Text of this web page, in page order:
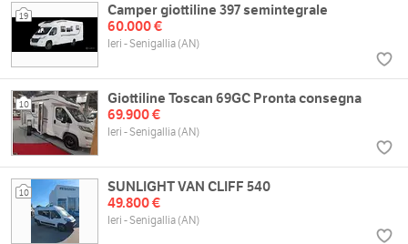
19
Camper giottiline 397 semintegrale
60.000 €
Ieri - Senigallia (AN)
10
Giottiline Toscan 69GC Pronta consegna
69.900 €
Ieri - Senigallia (AN)
10
SUNLIGHT VAN CLIFF 540
49.800 €
Ieri - Senigallia (AN)